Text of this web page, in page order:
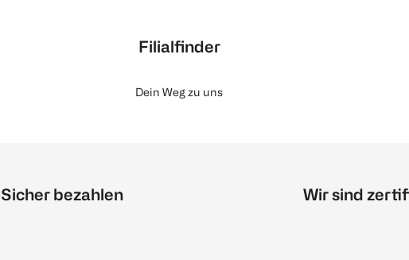
Filialfinder
Dein Weg zu uns
Sicher bezahlen Wir sind